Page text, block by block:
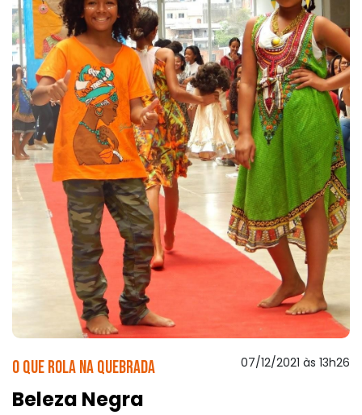
O que rola na quebrada 07/12/2021 às 13h26
Beleza Negra